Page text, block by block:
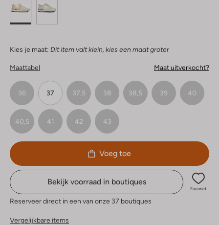
Kies je maat: Dit item valt klein, kies een maat groter
Maattabel Maat uitverkocht?
36 37 37,5 38 38,5 39 40
40,5 41 42 43
Voeg toe
Bekijk voorraad in boutiques
Favoriet
Reserveer direct in een van onze 37 boutiques
Vergelijkbare items